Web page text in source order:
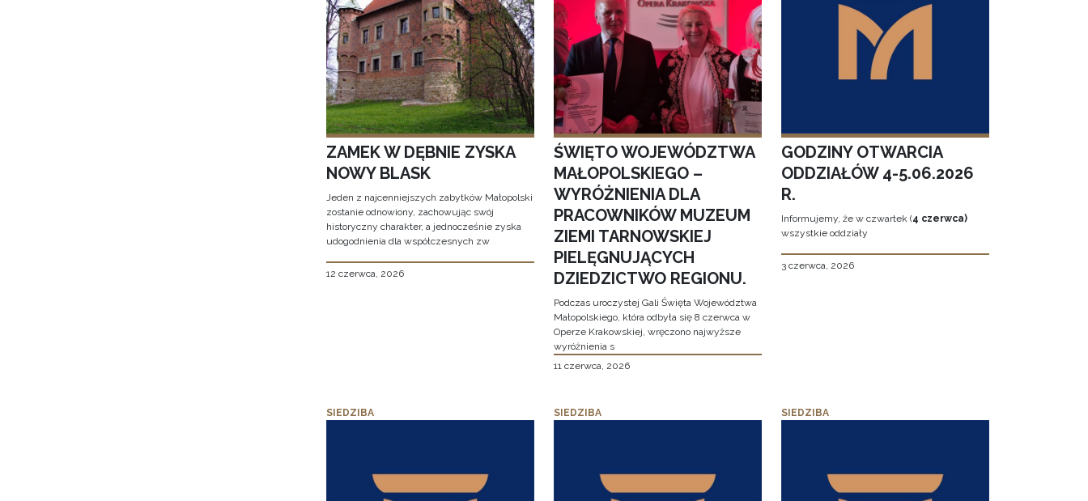
ZAMEK W DĘBNIE ZYSKA
NOWY BLASK
Jeden z najcenniejszych zabytków Małopolski
zostanie odnowiony, zachowując swój
historyczny charakter, a jednocześnie zyska
udogodnienia dla współczesnych zw
12 czerwca, 2026
ŚWIĘTO WOJEWÓDZTWA
MAŁOPOLSKIEGO –
WYRÓŻNIENIA DLA
PRACOWNIKÓW MUZEUM
ZIEMI TARNOWSKIEJ
PIELĘGNUJĄCYCH
DZIEDZICTWO REGIONU.
Podczas uroczystej Gali Święta Województwa
Małopolskiego, która odbyła się 8 czerwca w
Operze Krakowskiej, wręczono najwyższe
wyróżnienia s
11 czerwca, 2026
GODZINY OTWARCIA
ODDZIAŁÓW 4-5.06.2026
R.
Informujemy, że w czwartek (4 czerwca)
wszystkie oddziały
3 czerwca, 2026
SIEDZIBA SIEDZIBA SIEDZIBA